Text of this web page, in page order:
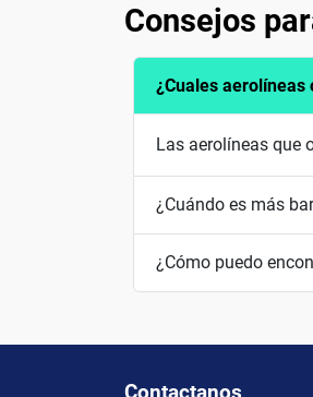
Consejos
¿Cuales aerolíneas
Las aerolíneas que
¿Cuándo es más
¿Cómo puedo
Contactanos